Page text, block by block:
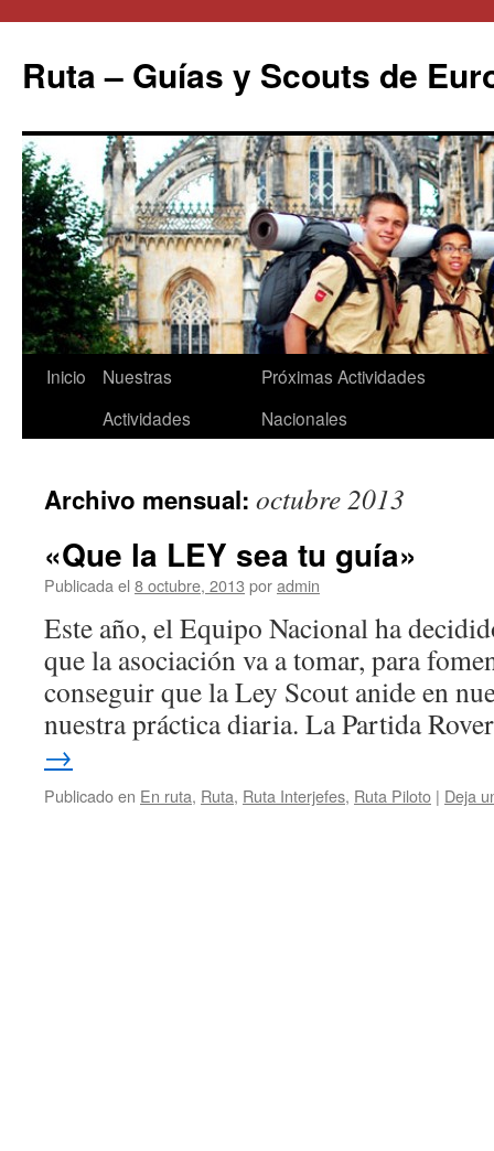
contenido
Ruta – Guías y Scouts de
Inicio
Nuestras
Actividades
Próximas Actividades
Nacionales
Archivo mensual: octubre 2013
«Que la LEY sea tu guía»
Publicada el 8 octubre, 2013 poradmin
Este año, el Equipo Nacional ha
que la asociación va a tomar, para
conseguir que la Ley Scout anide en
nuestra práctica diaria. La Partida
→
Publicado en En ruta, Ruta, Ruta Interjefes, Ruta Piloto | Deja